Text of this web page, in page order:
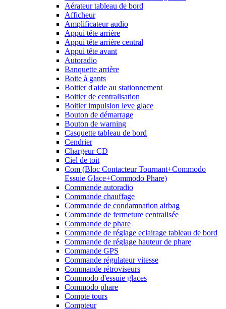
Aérateur tableau de bord
Afficheur
Amplificateur audio
Appui tête arrière
Appui tête arrière central
Appui tête avant
Autoradio
Banquette arrière
Boite à gants
Boitier d'aide au stationnement
Boitier de centralisation
Boitier impulsion leve glace
Bouton de démarrage
Bouton de warning
Casquette tableau de bord
Cendrier
Chargeur CD
Ciel de toit
Com (Bloc Contacteur Tournant+Commodo
Essuie Glace+Commodo Phare)
Commande autoradio
Commande chauffage
Commande de condamnation airbag
Commande de fermeture centralisée
Commande de phare
Commande de réglage eclairage tableau de bord
Commande de réglage hauteur de phare
Commande GPS
Commande régulateur vitesse
Commande rétroviseurs
Commodo d'essuie glaces
Commodo phare
Compte tours
Compteur